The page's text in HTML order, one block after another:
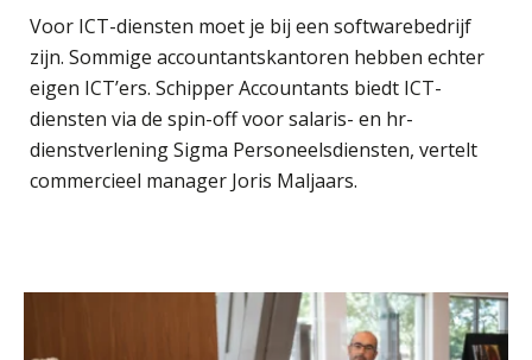
Voor ICT-diensten moet je bij een softwarebedrijf
zijn. Sommige accountantskantoren hebben echter
eigen ICT’ers. Schipper Accountants biedt ICT-
diensten via de spin-off voor salaris- en hr-
dienstverlening Sigma Personeelsdiensten, vertelt
commercieel manager Joris Maljaars.
veranderen
voor toekomstbestendigheid”
ICT & AI | Waarom inzicht nog geen
Dashboard voor
administratiekantoren: al je klanten in
één overzicht